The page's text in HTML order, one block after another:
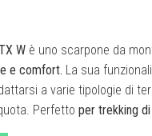
W è uno scarpone da
e comfort. La sua
a varie tipologie di
Perfetto per trekking